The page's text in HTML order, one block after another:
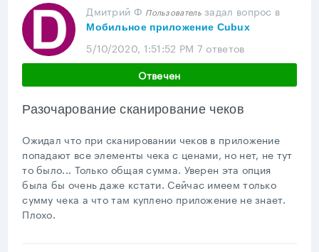
Дмитрий Ф Пользователь задал вопрос в
Мобильное приложение Cubux
5/10/2020, 1:51:52 PM 7 ответов
Отвечен
Разочарование сканирование чеков
Ожидал что при сканировании чеков в приложение
попадают все элементы чека с ценами, но нет, не тут
то было... Только общая сумма. Уверен эта опция
была бы очень даже кстати. Сейчас имеем только
сумму чека а что там куплено приложение не знает.
Плохо.